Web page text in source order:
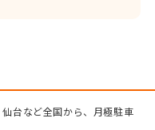
台など全国から、月極駐車